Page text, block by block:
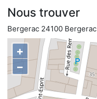
Nous trouver
Bergerac 24100 Bergerac
+
−